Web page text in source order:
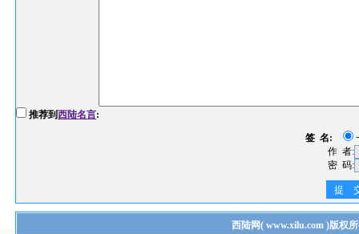
推荐到西陆名言:
签 名:
作 者:
密 码:
提
西陆网( www.xilu.com)版权